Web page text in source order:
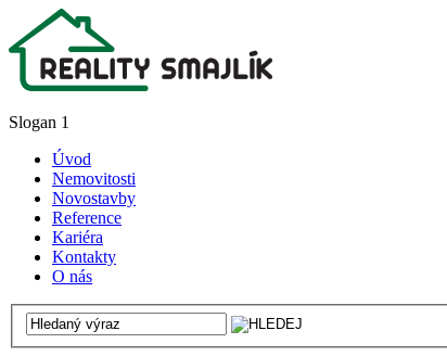
Slogan 1
Úvod
Nemovitosti
Novostavby
Reference
Kariéra
Kontakty
O nás